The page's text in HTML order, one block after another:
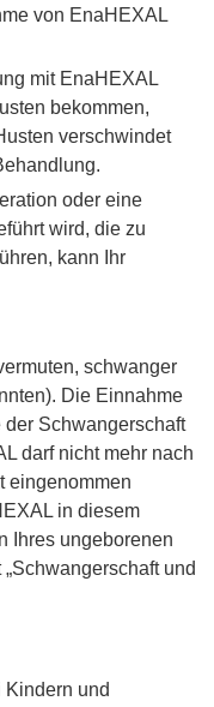
von EnaHEXAL
mit EnaHEXAL
bekommen,
verschwindet
oder eine
wird, die zu
kann Ihr
schwanger
Die Einnahme
Schwangerschaft
darf nicht mehr nach
eingenommen
in diesem
Ihres ungeborenen
und
und